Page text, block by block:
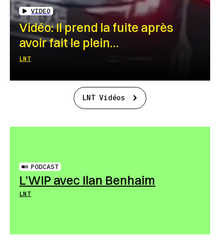
VIDEO
Vidéo: Il prend la fuite après
avoir fait le plein…
LNT
LNT Vidéos
PODCAST
L’WIP avec Ilan Benhaim
LNT